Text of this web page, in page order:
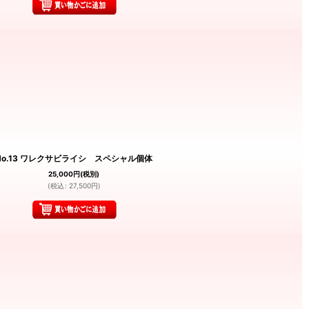
ワレクサビライシ スペシャル個体
25,000円(税別)
(税込 : 27,500円)